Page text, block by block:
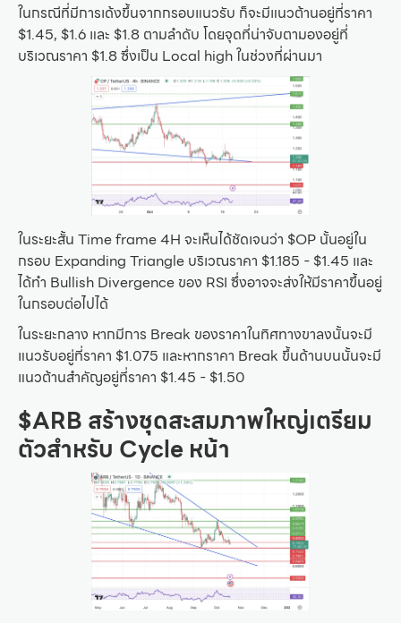
ในกรณีที่มีการเด้งขึ้นจากกรอบแนวรับ ก็จะมีแนวต้านอยู่ที่ราคา
$1.45, $1.6 และ $1.8 ตามลำดับ โดยจุดที่น่าจับตามองอยู่ที่
บริเวณราคา $1.8 ซึ่งเป็น Local high ในช่วงที่ผ่านมา
ในระยะสั้น Time frame 4H จะเห็นได้ชัดเจนว่า $OP นั้นอยู่ใน
กรอบ Expanding Triangle บริเวณราคา $1.185 - $1.45 และ
ได้ทำ Bullish Divergence ของ RSI ซึ่งอาจจะส่งให้มีราคาขึ้นอยู่
ในกรอบต่อไปได้
ในระยะกลาง หากมีการ Break ของราคาในทิศทางขาลงนั้นจะมี
แนวรับอยู่ที่ราคา $1.075 และหากราคา Break ขึ้นด้านบนนั้นจะมี
แนวต้านสำคัญอยู่ที่ราคา $1.45 - $1.50
$ARB สร้างชุดสะสมภาพใหญ่เตรียม
ตัวสำหรับ Cycle หน้า